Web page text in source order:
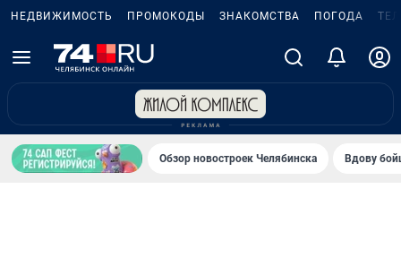
НЕДВИЖИМОСТЬ ПРОМОКОДЫ ЗНАКОМСТВА ПОГОДА
Обзор новостроек Челябинска Вдову